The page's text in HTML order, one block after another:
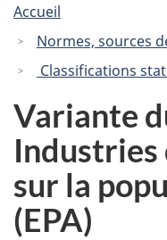
Accueil
Normes, sources
Classifications
Variante
Industries
sur la
(EPA)